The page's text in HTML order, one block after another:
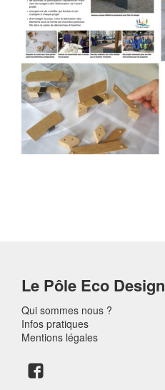
Le Pôle Eco Design
Qui sommes nous ?
Infos pratiques
Mentions légales